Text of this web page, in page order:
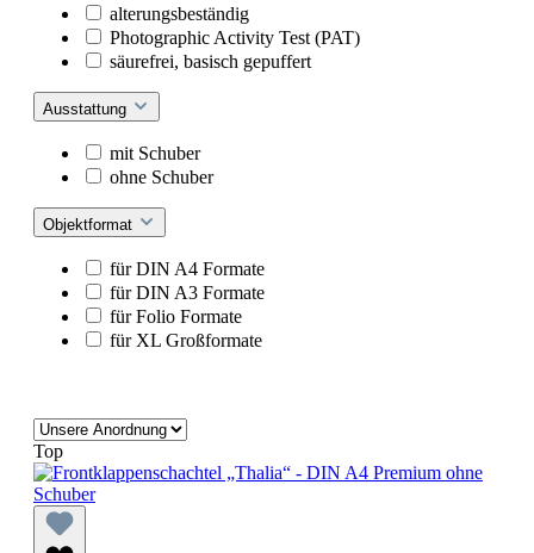
alterungsbeständig
Photographic Activity Test (PAT)
säurefrei, basisch gepuffert
Ausstattung
mit Schuber
ohne Schuber
Objektformat
für DIN A4 Formate
für DIN A3 Formate
für Folio Formate
für XL Großformate
Top